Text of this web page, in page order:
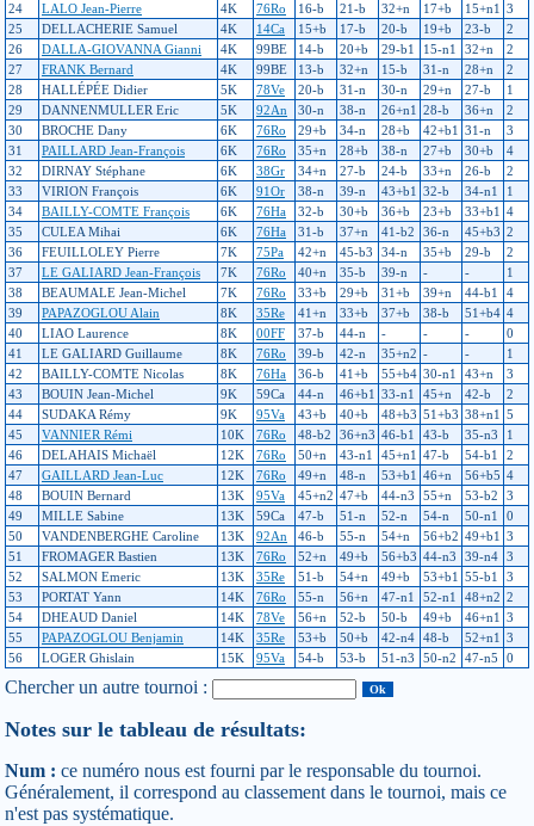
24
LALO Jean-Pierre 4K 76Ro 16-b 21-b 32+n 17+b 15+n1 3
25
DELLACHERIE Samuel 4K 14Ca 15+b 17-b 20-b 19+b 23-b
2
26
DALLA-GIOVANNA Gianni 4K 99BE 14-b 20+b 29-b1 15-n1 32+n
2
27
FRANK Bernard 4K 99BE 13-b 32+n 15-b 31-n 28+n
2
28
HALLÉPÉE Didier 5K 78Ve 20-b 31-n 30-n 29+n 27-b
1
29
DANNENMULLER Eric 5K 92An 30-n 38-n 26+n1 28-b 36+n
2
30
BROCHE Dany 6K 76Ro 29+b 34-n 28+b 42+b1 31-n
3
31
PAILLARD Jean-François 6K 76Ro 35+n 28+b 38-n 27+b 30+b
4
32
DIRNAY Stéphane 6K 38Gr 34+n 27-b 24-b 33+n 26-b
2
33
VIRION François 6K 91Or 38-n 39-n 43+b1 32-b 34-n1
1
34
BAILLY-COMTE François 6K 76Ha 32-b 30+b 36+b 23+b 33+b1 4
35
CULEA Mihai 6K 76Ha 31-b 37+n 41-b2 36-n 45+b3 2
36
FEUILLOLEY Pierre 7K 75Pa 42+n 45-b3 34-n 35+b 29-b
2
37
LE GALIARD Jean-François 7K 76Ro 40+n 35-b 39-n - -
1
38
BEAUMALE Jean-Michel 7K 76Ro 33+b 29+b 31+b 39+n 44-b1
4
39
PAPAZOGLOU Alain 8K 35Re 41+n 33+b 37+b 38-b 51+b4 4
40
LIAO Laurence 8K 00FF 37-b 44-n - - -
0
41
LE GALIARD Guillaume 8K 76Ro 39-b 42-n 35+n2 - -
1
42
BAILLY-COMTE Nicolas 8K 76Ha 36-b 41+b 55+b4 30-n1 43+n
3
43
BOUIN Jean-Michel 9K 59Ca 44-n 46+b1 33-n1 45+n 42-b
2
44
SUDAKA Rémy 9K 95Va 43+b 40+b 48+b3 51+b3 38+n1 5
45
VANNIER Rémi 10K 76Ro 48-b2 36+n3 46-b1 43-b 35-n3
1
46
DELAHAIS Michaël 12K 76Ro 50+n 43-n1 45+n1 47-b 54-b1
2
47
GAILLARD Jean-Luc 12K 76Ro 49+n 48-n 53+b1 46+n 56+b5 4
48
BOUIN Bernard 13K 95Va 45+n2 47+b 44-n3 55+n 53-b2
3
49
MILLE Sabine 13K 59Ca 47-b 51-n 52-n 54-n 50-n1
0
50
VANDENBERGHE Caroline 13K 92An 46-b 55-n 54+n 56+b2 49+b1 3
51
FROMAGER Bastien 13K 76Ro 52+n 49+b 56+b3 44-n3 39-n4 3
52
SALMON Emeric 13K 35Re 51-b 54+n 49+b 53+b1 55-b1
3
53
PORTAT Yann 14K 76Ro 55-n 56+n 47-n1 52-n1 48+n2 2
54
DHEAUD Daniel 14K 78Ve 56+n 52-b 50-b 49+b 46+n1 3
55
PAPAZOGLOU Benjamin 14K 35Re 53+b 50+b 42-n4 48-b 52+n1 3
56
LOGER Ghislain 15K 95Va 54-b 53-b 51-n3 50-n2 47-n5 0
Chercher un autre tournoi :
Notes sur le tableau de résultats:
Num : ce numéro nous est fourni par le responsable du tournoi.
Généralement, il correspond au classement dans le tournoi, mais ce
n'est pas systématique.